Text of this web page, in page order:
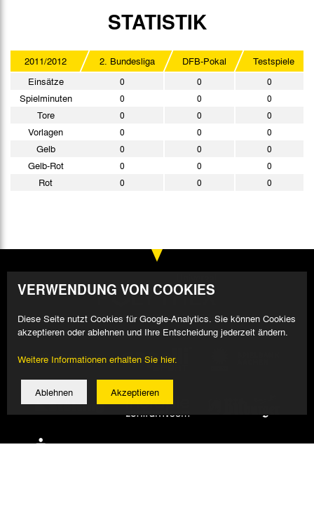
STATISTIK
2011/2012 2. Bundesliga DFB-Pokal
Testspiele
Einsätze
0 0 0
Spielminuten 0 0 0
Tore 0 0 0
Vorlagen 0 0 0
Gelb 0 0 0
Gelb-Rot 0 0 0
Rot 0 0 0
VERWENDUNG VON COOKIES
Diese Seite nutzt Cookies für Google-Analytics. Sie können Cookies
akzeptieren oder ablehnen und Ihre Entscheidung jederzeit ändern.
Weitere Informationen erhalten Sie hier.
Ablehnen Akzeptieren